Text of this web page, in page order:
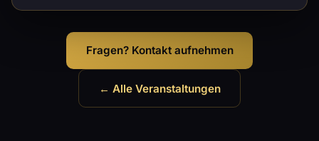
Fragen? Kontakt aufnehmen
← Alle Veranstaltungen